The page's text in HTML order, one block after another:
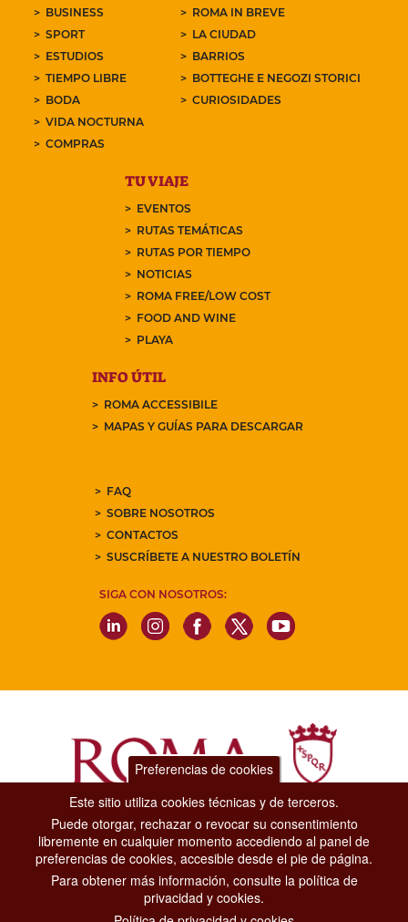
BUSINESS
SPORT
ESTUDIOS
TIEMPO LIBRE
BODA
VIDA NOCTURNA
COMPRAS
ROMA IN BREVE
LA CIUDAD
BARRIOS
BOTTEGHE E NEGOZI STORICI
CURIOSIDADES
TU VIAJE
EVENTOS
RUTAS TEMÁTICAS
RUTAS POR TIEMPO
NOTICIAS
ROMA FREE/LOW COST
FOOD AND WINE
PLAYA
INFO ÚTIL
ROMA ACCESSIBILE
MAPAS Y GUÍAS PARA DESCARGAR
FAQ
SOBRE NOSOTROS
CONTACTOS
SUSCRÍBETE A NUESTRO BOLETÍN
SIGA CON NOSOTROS:
Dipartimento Grandi Eventi, Sport, Turismo e Moda.
Via di San Basilio, 51
00187 Roma
CONTACT CENTER TEL. 06 06 08
Preferencias de cookies
Este sitio utiliza cookies técnicas y de terceros.
Puede otorgar, rechazar o revocar su consentimiento
libremente en cualquier momento accediendo al panel de
preferencias de cookies, accesible desde el pie de página.
Para obtener más información, consulte la política de
privacidad y cookies.